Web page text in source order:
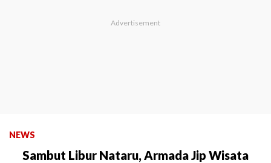
NEWS
Sambut Libur Nataru, Armada Jip Wisata